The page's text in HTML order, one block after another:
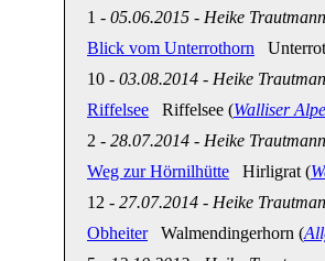
1 - 05.06.2015 - Heike Trautmann
Blick vom Unterrothorn
10 - 03.08.2014 - Heike
Riffelsee Riffelsee (Walliser
2 - 28.07.2014 - Heike Trautmann
Weg zur Hörnilhütte Hirligrat (
12 - 27.07.2014 - Heike
ObheiterWalmendingerhorn (